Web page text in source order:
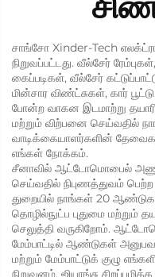
சாங்சோ Xinder-Tech
நிறுவப்பட்டது. வீல்சேர்
கைப்படிகள், வீல்சேர்
மின்சார விண்ட்சுகள், கார்
போன்ற வாகன இடமாற்று
மற்றும் விற்பனை செய்வதில்
வாடிக்கையாளர்களின்
எங்கள் நோக்கம்.
சீனாவில் ஆட்டோமொபைல்
செய்வதில் நிபுணத்துவம்
துறையில் நாங்கள் 20
தொழில்நுட்ப புதுமை மற்றும்
செலுத்தி வருகிறோம்.
மேம்பாட்டில் ஆண்டுகள்
மற்றும் மேம்பாட்டுக் குழு
நிறுவனம், ஜியாங்சு